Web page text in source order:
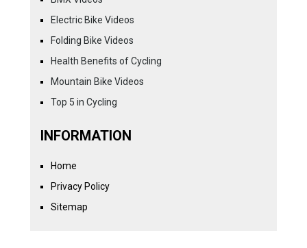
Electric Bike Videos
Folding Bike Videos
Health Benefits of Cycling
Mountain Bike Videos
Top 5 in Cycling
INFORMATION
Home
Privacy Policy
Sitemap